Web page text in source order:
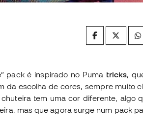
” pack é inspirado no Puma tricks,
da escolha de cores, sempre muito
tem uma cor diferente, algo
mas que agora surge num pack